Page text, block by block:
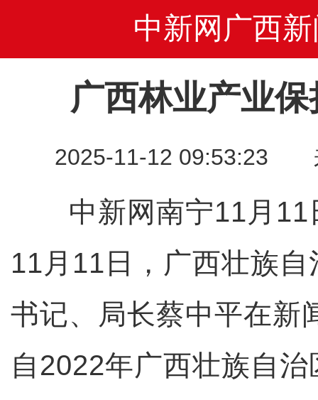
中新网广西新
广西林业产业
2025-11-12 09:53:23
中新网南宁11月11
11月11日，广西壮族
书记、局长蔡中平在新
自2022年广西壮族自